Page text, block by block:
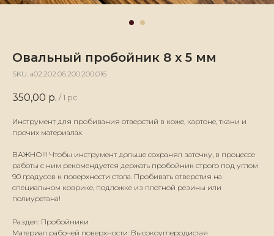
Овальный пробойник 8 х 5 мм
SKU: а02.202.06.200.200.016
350,00 р. / 1 pc
Инструмент для пробивания отверстий в коже, картоне, ткани и
прочих материалах.
ВАЖНО!!! Чтобы инструмент дольше сохранял заточку, в процессе
работы с ним рекомендуется держать пробойник строго под углом
90 градусов к поверхности стола. Пробивать отверстия на
специальном коврике, подложке из плотной резины или
полиуретана!
Раздел: Пробойники
Материал рабочей поверхности: Высокоуглеродистая